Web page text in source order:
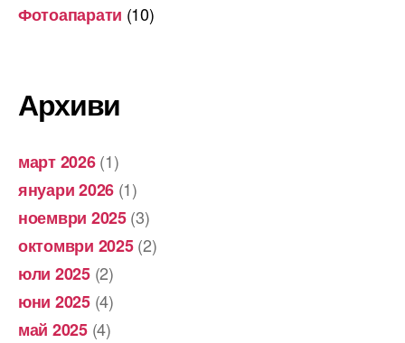
Фотоапарати (10)
Архиви
март 2026(1)
януари 2026 (1)
ноември 2025(3)
октомври 2025(2)
юли 2025(2)
юни 2025(4)
май 2025(4)